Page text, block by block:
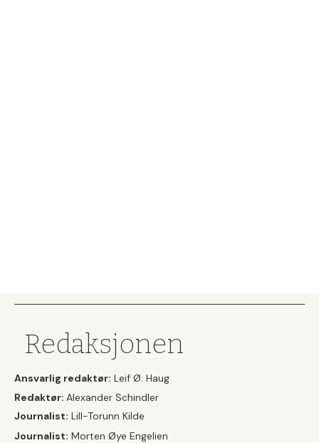
Redaksjonen
Ansvarlig redaktør: Leif Ø. Haug
Redaktør: Alexander Schindler
Journalist: Lill-Torunn Kilde
Journalist: Morten Øye Engelien